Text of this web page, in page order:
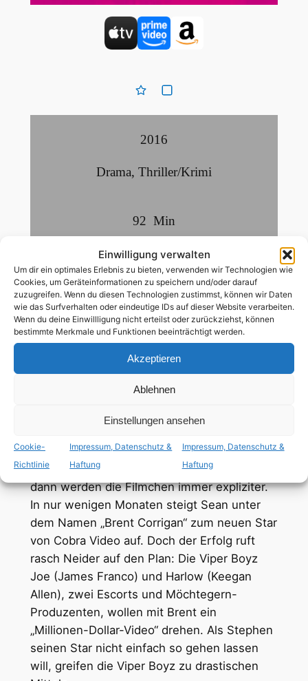
Einwilligung verwalten
Um dir ein optimales Erlebnis zu bieten, verwenden wir Technologien wie
Cookies, um Geräteinformationen zu speichern und/oder darauf
zuzugreifen. Wenn du diesen Technologien zustimmst, können wir Daten
wie das Surfverhalten oder eindeutige IDs auf dieser Website verarbeiten.
Wenn du deine Einwillligung nicht erteilst oder zurückziehst, können
bestimmte Merkmale und Funktionen beeinträchtigt werden.
Akzeptieren
Ablehnen
Einstellungen ansehen
Cookie-
Richtlinie
Impressum, Datenschutz &
Haftung
Impressum, Datenschutz &
Haftung
2016
Drama, Thriller/Krimi
92 Min
englisch,mit dt. Untertiteln
ab 18 Jahren
schwule Hauptrolle
unwiderstehlich aus und träumt vom großen
Ruhm. Als er online den Schwulenporno-
kennenlernt, nutzt er seine Chance. Erst
lässt er vor der Kamera die Hosen runter,
dann werden die Filmchen immer expliziter.
In nur wenigen Monaten steigt Sean unter
dem Namen „Brent Corrigan“ zum neuen Star
von Cobra Video auf. Doch der Erfolg ruft
rasch Neider auf den Plan: Die Viper Boyz
Joe (James Franco) und Harlow (Keegan
Allen), zwei Escorts und Möchtegern-
Produzenten, wollen mit Brent ein
„Millionen-Dollar-Video“ drehen. Als Stephen
seinen Star nicht einfach so gehen lassen
will, greifen die Viper Boyz zu drastischen